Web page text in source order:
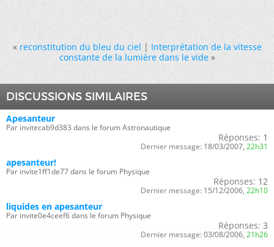
« reconstitution du bleu du ciel|Interprétation de la vitesse
constante de la lumière dans le vide »
DISCUSSIONS SIMILAIRES
Apesanteur
Par invitecab9d383 dans le forum Astronautique
Réponses: 1
Dernier message: 18/03/2007, 22h31
apesanteur!
Par invite1ff1de77 dans le forum Physique
Réponses: 12
Dernier message: 15/12/2006, 22h10
liquides en apesanteur
Par invite0e4ceef6 dans le forum Physique
Réponses: 3
Dernier message: 03/08/2006, 21h26